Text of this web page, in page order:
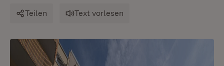
Teilen Text vorlesen